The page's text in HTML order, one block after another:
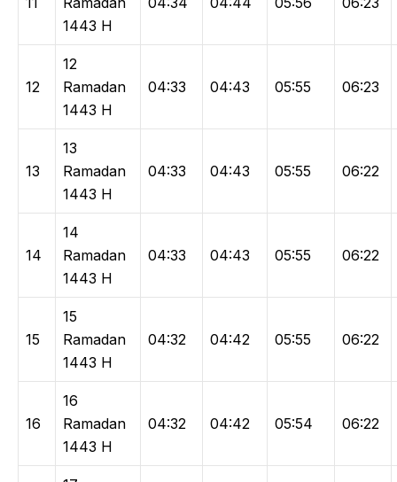
1443 H
12
12
Ramadan
1443 H
04:33 04:43 05:55 06:23
13
13
Ramadan
1443 H
04:33 04:43 05:55 06:22
14
14
Ramadan
1443 H
04:33 04:43 05:55 06:22
15
15
Ramadan
1443 H
04:32 04:42 05:55 06:22
16
16
Ramadan
1443 H
04:32 04:42 05:54 06:22